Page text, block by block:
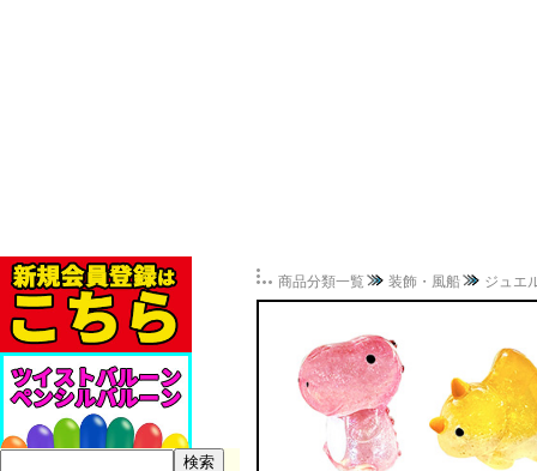
商品分類一覧 装飾・風船 ジュエ